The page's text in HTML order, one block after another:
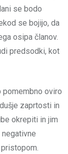
se bodo
se bojijo, da
osipa članov.
predsodki, kot
pomembno oviro
zaprtosti in
okrepiti in jim